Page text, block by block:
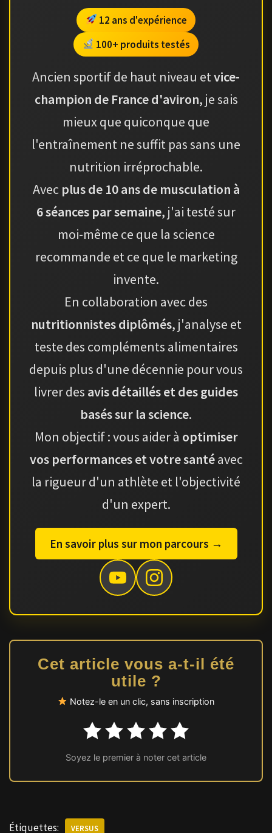
12 ans d'expérience
100+ produits testés
Ancien sportif de haut niveau etvice-
champion de France d'aviron, je sais
mieux que quiconque que
l'entraînement ne suffit pas sans une
nutrition irréprochable.
Avec plus de 10 ans de musculation à
6 séances par semaine, j'ai testé sur
moi-même ce que la science
recommande et ce que le marketing
invente.
En collaboration avec des
nutritionnistes diplômés, j'analyse et
teste des compléments alimentaires
depuis plus d'une décennie pour vous
livrer des avis détaillés et des guides
basés sur la science.
Mon objectif : vous aider à optimiser
vos performances et votre santéavec
la rigueur d'un athlète et l'objectivité
d'un expert.
En savoir plus sur mon parcours →
Cet article vous a-t-il été
utile ?
Notez-le en un clic, sans inscription
Soyez le premier à noter cet article
Étiquettes: VERSUS